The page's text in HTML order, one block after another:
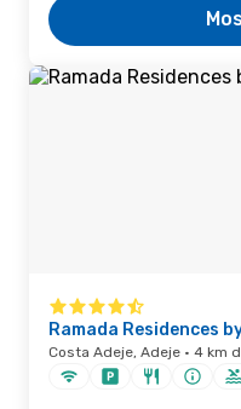
Ramada Residences
Costa Adeje, Adeje · 4 km